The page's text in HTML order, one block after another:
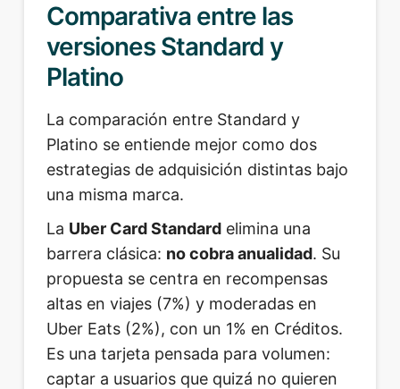
Comparativa entre las
versiones Standard y
Platino
La comparación entre Standard y
Platino se entiende mejor como dos
estrategias de adquisición distintas bajo
una misma marca.
La Uber Card Standardelimina una
barrera clásica: no cobra anualidad. Su
propuesta se centra en recompensas
altas en viajes (7%) y moderadas en
Uber Eats (2%), con un 1% en Créditos.
Es una tarjeta pensada para volumen:
captar a usuarios que quizá no quieren